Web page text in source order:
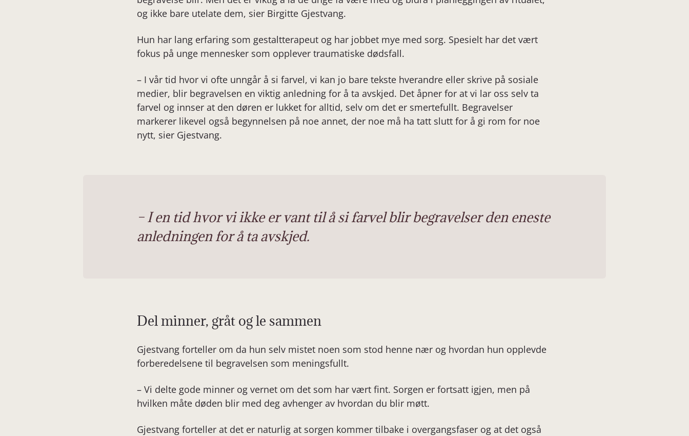
og ikke bare utelate dem, sier Birgitte Gjestvang.
Hun har lang erfaring som gestaltterapeut og har jobbet mye med sorg. Spesielt har det vært
fokus på unge mennesker som opplever traumatiske dødsfall.
– I vår tid hvor vi ofte unngår å si farvel, vi kan jo bare tekste hverandre eller skrive på sosiale
medier, blir begravelsen en viktig anledning for å ta avskjed. Det åpner for at vi lar oss selv ta
farvel og innser at den døren er lukket for alltid, selv om det er smertefullt. Begravelser
markerer likevel også begynnelsen på noe annet, der noe må ha tatt slutt for å gi rom for noe
nytt, sier Gjestvang.
– I en tid hvor vi ikke er vant til å si farvel blir begravelser den eneste
anledningen for å ta avskjed.
Del minner, gråt og le sammen
Gjestvang forteller om da hun selv mistet noen som stod henne nær og hvordan hun opplevde
forberedelsene til begravelsen som meningsfullt.
– Vi delte gode minner og vernet om det som har vært fint. Sorgen er fortsatt igjen, men på
hvilken måte døden blir med deg avhenger av hvordan du blir møtt.
Gjestvang forteller at det er naturlig at sorgen kommer tilbake i overgangsfaser og at det også